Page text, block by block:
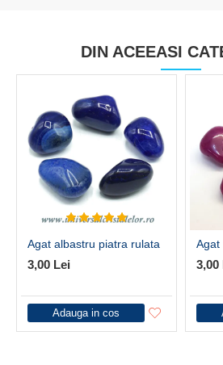
DIN ACEEASI
Agat albastru piatra rulata
3,00 Lei
Adauga in cos
Agat
3,00